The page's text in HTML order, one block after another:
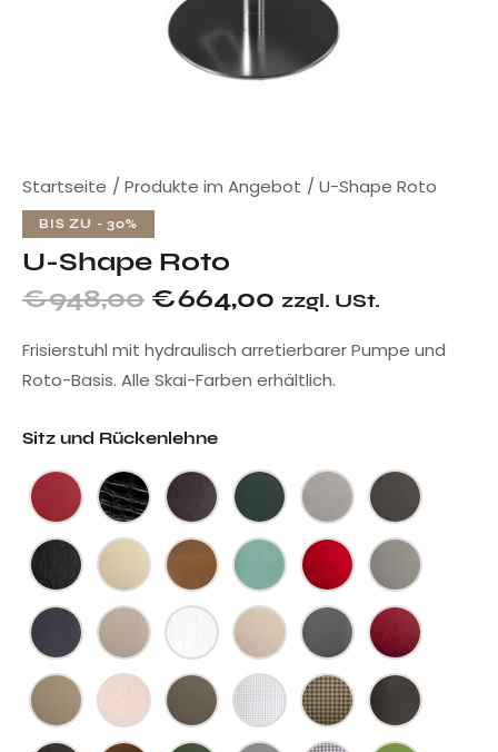
Startseite Produkte im Angebot U-Shape Roto
BIS ZU - 30%
U-Shape Roto
€948,00 €664,00 zzgl. USt.
Frisierstuhl mit hydraulisch arretierbarer Pumpe und
Roto-Basis. Alle Skai-Farben erhältlich.
Sitz und Rückenlehne